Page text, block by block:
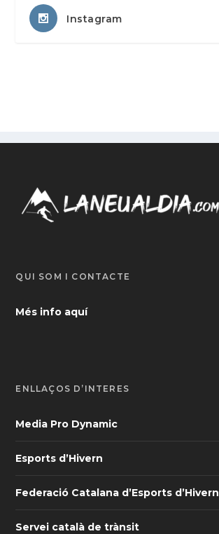
Instagram
QUI SOM I CONTACTE
Més info aquí
ENLLAÇOS D’INTERÈS
Media Pro Dynamic
Esports d’Hivern
Federació Catalana d’Esports d’Hivern
Servei català de trànsit